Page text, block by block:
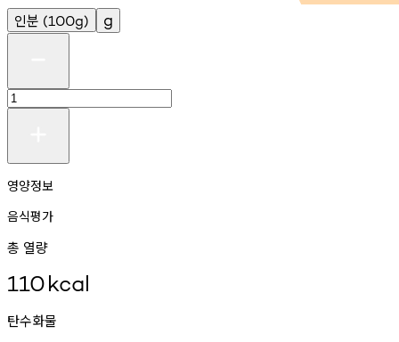
인분 (100g) g
영양정보
음식평가
총 열량
110kcal
탄수화물